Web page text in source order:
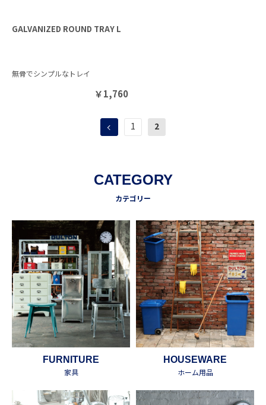
GALVANIZED ROUND TRAY L
無骨でシンプルなトレイ
￥1,760
1 2
CATEGORY
カテゴリー
FURNITURE
家具
HOUSEWARE
ホーム用品